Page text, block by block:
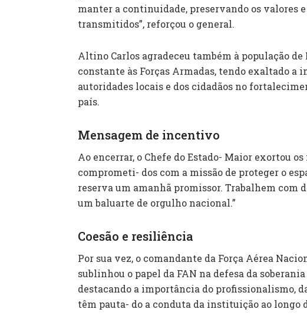
manter a continuidade, preservando os valores
transmitidos”, reforçou o general.
Altino Carlos agradeceu também à população
constante às Forças Armadas, tendo exaltado
autoridades locais e dos cidadãos no
país.
Mensagem de incentivo
Ao encerrar, o Chefe do Estado- Maior exortou
comprometi- dos com a missão de proteger o
reserva um amanhã promissor. Trabalhem com
um baluarte de orgulho nacional.”
Coesão e resiliência
Por sua vez, o comandante da Força Aérea
sublinhou o papel da FAN na defesa da
destacando a importância do profissionalismo,
têm pauta- do a conduta da instituição ao longo